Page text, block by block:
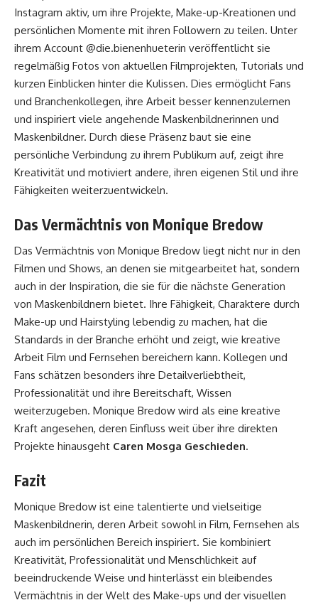
Instagram aktiv, um ihre Projekte, Make-up-Kreationen und
persönlichen Momente mit ihren Followern zu teilen. Unter
ihrem Account @die.bienenhueterin veröffentlicht sie
regelmäßig Fotos von aktuellen Filmprojekten, Tutorials und
kurzen Einblicken hinter die Kulissen. Dies ermöglicht Fans
und Branchenkollegen, ihre Arbeit besser kennenzulernen
und inspiriert viele angehende Maskenbildnerinnen und
Maskenbildner. Durch diese Präsenz baut sie eine
persönliche Verbindung zu ihrem Publikum auf, zeigt ihre
Kreativität und motiviert andere, ihren eigenen Stil und ihre
Fähigkeiten weiterzuentwickeln.
Das Vermächtnis von Monique Bredow
Das Vermächtnis von Monique Bredow liegt nicht nur in den
Filmen und Shows, an denen sie mitgearbeitet hat, sondern
auch in der Inspiration, die sie für die nächste Generation
von Maskenbildnern bietet. Ihre Fähigkeit, Charaktere durch
Make-up und Hairstyling lebendig zu machen, hat die
Standards in der Branche erhöht und zeigt, wie kreative
Arbeit Film und Fernsehen bereichern kann. Kollegen und
Fans schätzen besonders ihre Detailverliebtheit,
Professionalität und ihre Bereitschaft, Wissen
weiterzugeben. Monique Bredow wird als eine kreative
Kraft angesehen, deren Einfluss weit über ihre direkten
Projekte hinausgeht Caren Mosga Geschieden.
Fazit
Monique Bredow ist eine talentierte und vielseitige
Maskenbildnerin, deren Arbeit sowohl in Film, Fernsehen als
auch im persönlichen Bereich inspiriert. Sie kombiniert
Kreativität, Professionalität und Menschlichkeit auf
beeindruckende Weise und hinterlässt ein bleibendes
Vermächtnis in der Welt des Make-ups und der visuellen